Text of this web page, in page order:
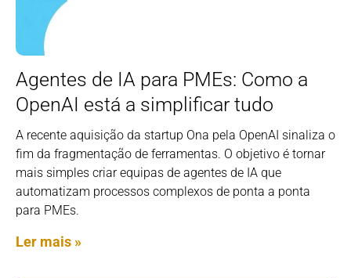
Agentes de IA para PMEs: Como a
OpenAI está a simplificar tudo
A recente aquisição da startup Ona pela OpenAI sinaliza o
fim da fragmentação de ferramentas. O objetivo é tornar
mais simples criar equipas de agentes de IA que
automatizam processos complexos de ponta a ponta
para PMEs.
Ler mais »